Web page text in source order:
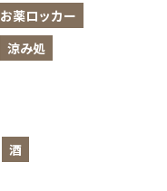
お薬ロッカー
涼み処
酒